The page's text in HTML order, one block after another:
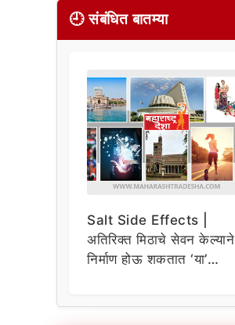
🕘 संबंधित बातम्या
Salt Side Effects |
अतिरिक्त मिठाचे सेवन केल्याने
निर्माण होऊ शकतात ‘या’